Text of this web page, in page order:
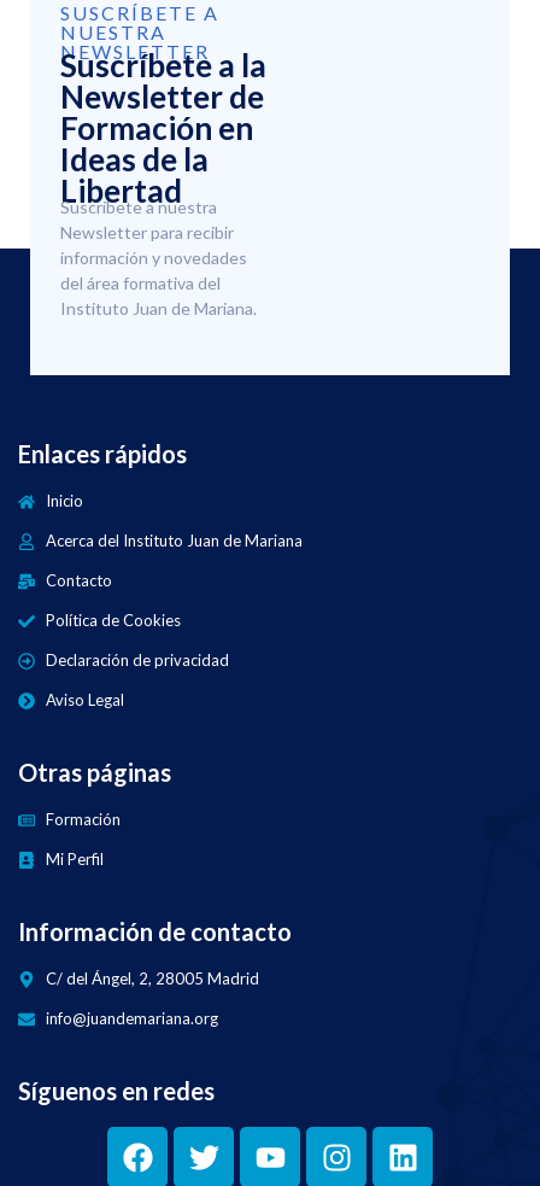
SUSCRÍBETE A
NUESTRA
NEWSLETTER
Suscríbete a la
Newsletter de
Formación en
Ideas de la
Libertad
Suscríbete a nuestra
Newsletter para recibir
información y novedades
del área formativa del
Instituto Juan de Mariana.
Enlaces rápidos
Inicio
Acerca del Instituto Juan de Mariana
Contacto
Política de Cookies
Declaración de privacidad
Aviso Legal
Otras páginas
Formación
Mi Perfil
Información de contacto
C/ del Ángel, 2, 28005 Madrid
info@juandemariana.org
Síguenos en redes